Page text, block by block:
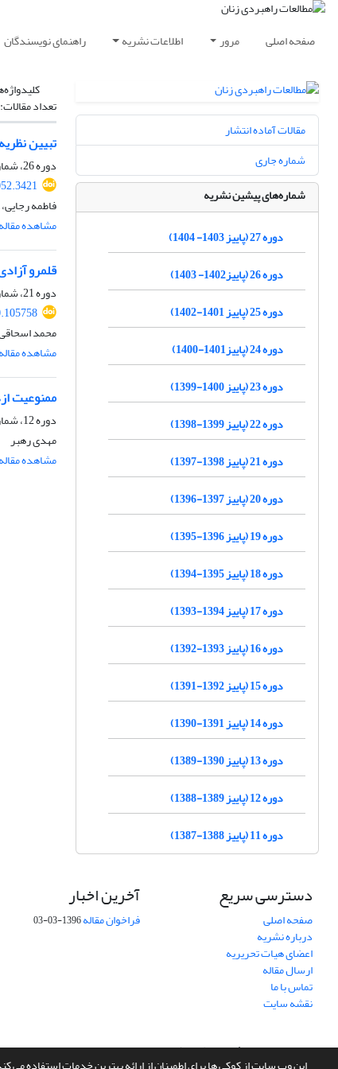
صفحه اصلی مرور اطلاعات نشریه راهنمای نویسندگان
تعداد مقالات:
تبیین
دوره 26، شماره 103، بهار 1403، صفحه
فاطمه
مشاهده مقاله
قلمرو
دوره 21، شماره 84، تابستان 1398، صفحه
محمد
مشاهده مقاله
ممنوعیت
دوره 12، شماره 45، پاییز 1388، صفحه
مهدی رهبر
مشاهده مقاله
مقالات آماده انتشار
شماره جاری
شماره‌های پیشین نشریه
دوره 27 (پاییز 1403- 1404)
دوره 26 (پاییز1402- 1403)
دوره 25 (پاییز 1401-1402)
دوره 24 (پاییز1401-1400)
دوره 23 (پاییز 1400-1399)
دوره 22 (پاییز 1399-1398)
دوره 21 (پاییز 1398-1397)
دوره 20 (پاییز 1397-1396)
دوره 19 (پاییز 1396-1395)
دوره 18 (پاییز 1395-1394)
دوره 17 (پاییز 1394-1393)
دوره 16 (پاییز 1393-1392)
دوره 15 (پاییز 1392-1391)
دوره 14 (پاییز 1391-1390)
دوره 13 (پاییز 1390-1389)
دوره 12 (پاییز 1389-1388)
دوره 11 (پاییز 1388-1387)
دسترسی سریع
صفحه اصلی
درباره نشریه
اعضای هیات تحریریه
ارسال مقاله
تماس با ما
نقشه سایت
آخرین اخبار
فراخوان مقاله1396-03-03
سامانه مدیریت نشریات علمی.طراحی و پیاده سازی ازسیناوب